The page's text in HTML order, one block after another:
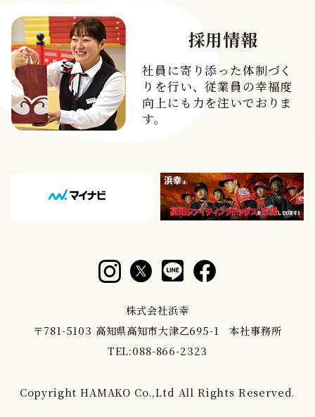
採用情報
社員に寄り添った体制づく
りを行い、従業員の幸福度
向上にも力を注いでおりま
す。
株式会社浜幸
〒781-5103 高知県高知市大津乙695-1 本社事務所
TEL:088-866-2323
Copyright HAMAKO Co.,Ltd All Rights Reserved.